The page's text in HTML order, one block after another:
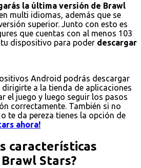
la última versión de Brawl
multi idiomas, además que se
superior. Junto con esto es
que cuentas con al menos 103
dispositivo para poder descargar
Android podrás descargar
dirigirte a la tienda de aplicaciones
el juego y luego seguir los pasos
correctamente. También si no
te da pereza tienes la opción de
ahora!
características
Stars?